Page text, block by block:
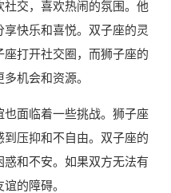
交，喜欢热闹的氛围。他
快乐和喜悦。双子座的灵
打开社交圈，而狮子座的
机会和资源。
面临着一些挑战。狮子座
压抑和不自由。双子座的
和不安。如果双方无法有
的障碍。